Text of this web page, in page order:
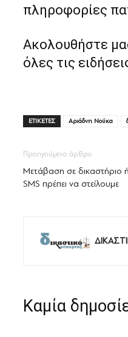
πληροφορίες
Ακολουθήστε
όλες τις
ΕΤΙΚΕΤΕΣ Αριάδνη Νούκα
Προηγούμενο άρθρο
Μετάβαση σε δικαστήριο
SMS πρέπει να στείλουμε
Καμία